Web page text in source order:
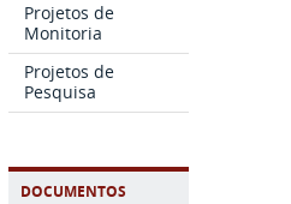
Projetos de
Monitoria
Projetos de
Pesquisa
DOCUMENTOS